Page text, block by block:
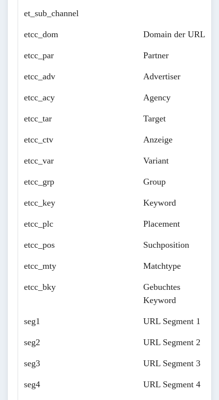
et_sub_channel
etcc_dom Domain der URL
etcc_par Partner
etcc_adv Advertiser
etcc_acy Agency
etcc_tar Target
etcc_ctv Anzeige
etcc_var Variant
etcc_grp Group
etcc_key Keyword
etcc_plc Placement
etcc_pos Suchposition
etcc_mty Matchtype
etcc_bky
Gebuchtes
Keyword
seg1 URL Segment 1
seg2 URL Segment 2
seg3 URL Segment 3
seg4 URL Segment 4